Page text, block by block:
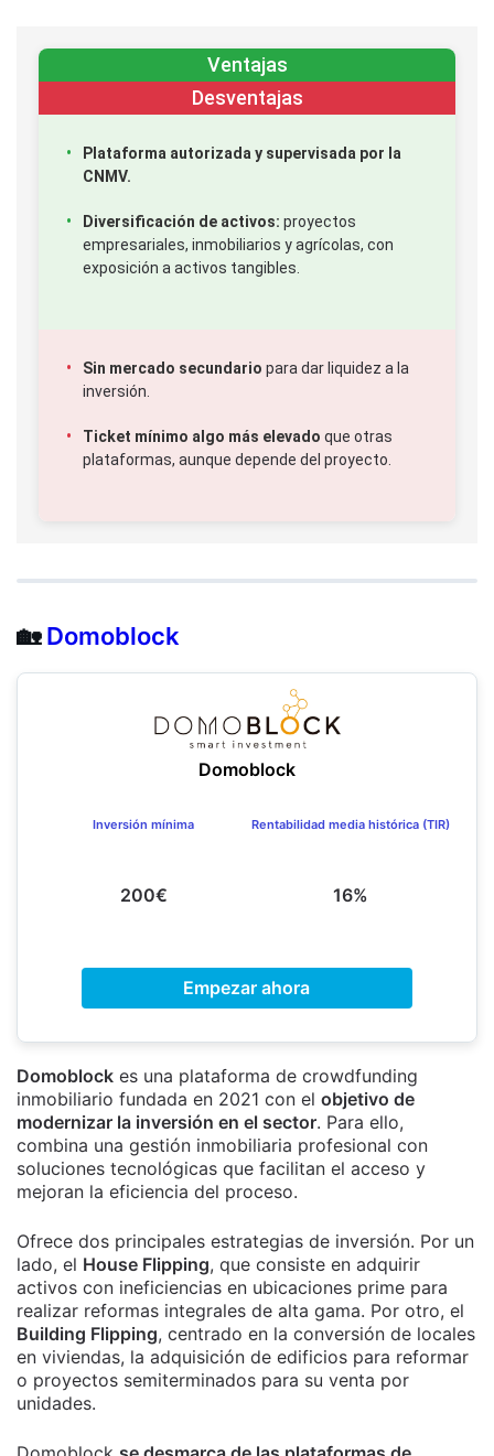
Ventajas
Desventajas
Plataforma autorizada y supervisada por la
CNMV.
Diversificación de activos: proyectos
empresariales, inmobiliarios y agrícolas, con
exposición a activos tangibles.
Sin mercado secundario para dar liquidez a la
inversión.
Ticket mínimo algo más elevado que otras
plataformas, aunque depende del proyecto.
🏡Domoblock
Domoblock
Inversión mínima
200€
Rentabilidad media histórica (TIR)
16%
Empezar ahora
Domoblock es una plataforma de crowdfunding
inmobiliario fundada en 2021 con el objetivo de
modernizar la inversión en el sector. Para ello,
combina una gestión inmobiliaria profesional con
soluciones tecnológicas que facilitan el acceso y
mejoran la eficiencia del proceso.
Ofrece dos principales estrategias de inversión. Por un
lado, el House Flipping, que consiste en adquirir
activos con ineficiencias en ubicaciones prime para
realizar reformas integrales de alta gama. Por otro, el
Building Flipping, centrado en la conversión de locales
en viviendas, la adquisición de edificios para reformar
o proyectos semiterminados para su venta por
unidades.